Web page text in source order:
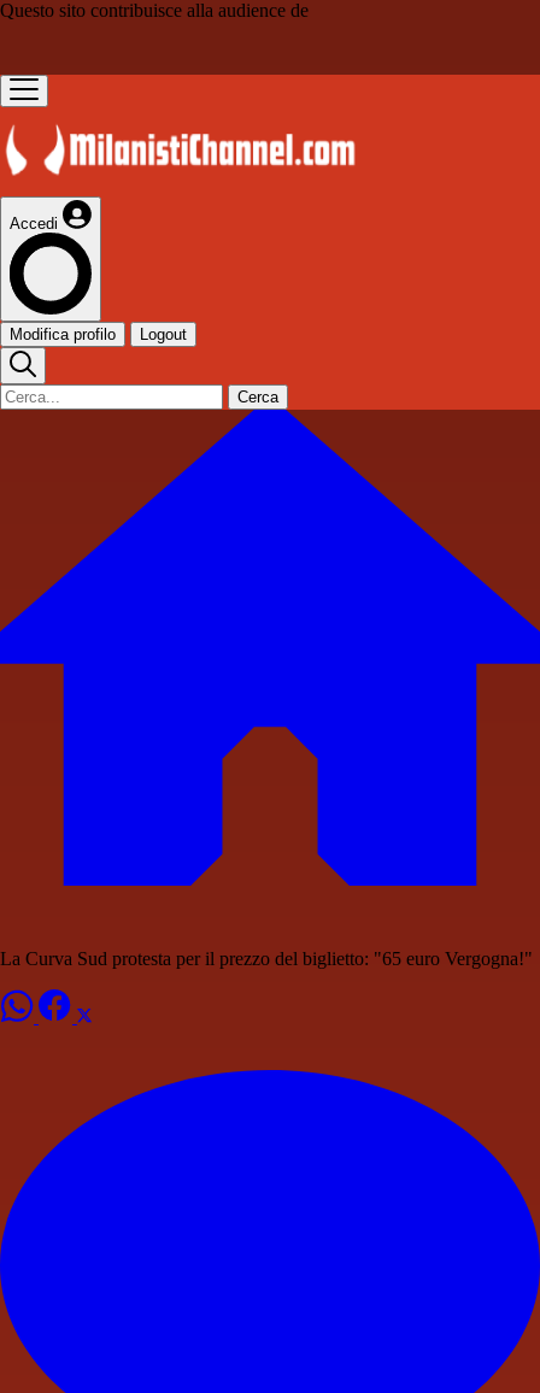
Questo sito contribuisce alla audience de
Accedi
Modifica profilo Logout
Cerca
La Curva Sud protesta per il prezzo del biglietto: "65 euro Vergogna!"